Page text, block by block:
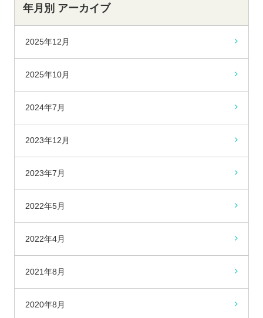
年月別 アーカイブ
2025年12月
2025年10月
2024年7月
2023年12月
2023年7月
2022年5月
2022年4月
2021年8月
2020年8月